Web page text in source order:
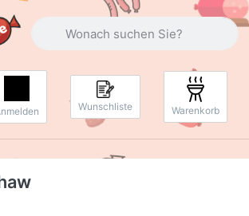
Geben Sie einen Suchbegriff ein.
Wunschliste Warenkorb